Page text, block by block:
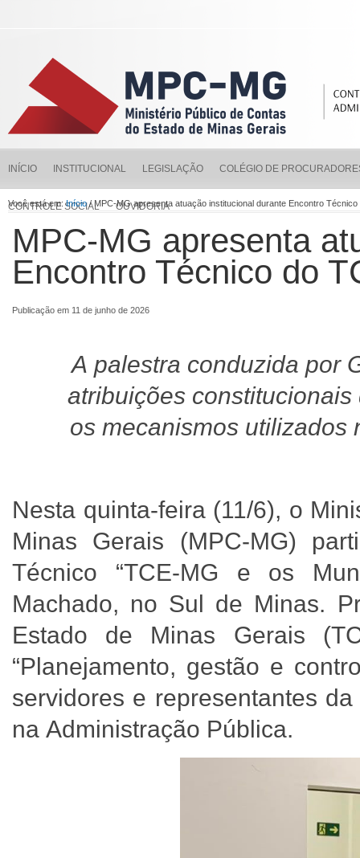
INÍCIO INSTITUCIONAL LEGISLAÇÃO COLÉGIO DE
CONTROLE SOCIAL OUVIDORIA
Você está em:Início/ MPC-MG apresenta atuação institucional durante Encontro
MPC-MG apresenta
Encontro Técnico do
Publicação em 11 de junho de 2026
A palestra conduzida por
atribuições
os mecanismos utilizados
Nesta quinta-feira (11/6), o
Minas Gerais (MPC-MG)
Técnico “TCE-MG e os
Machado, no Sul de Minas.
Estado de Minas Gerais
“Planejamento, gestão e
servidores e representantes
na Administração Pública.